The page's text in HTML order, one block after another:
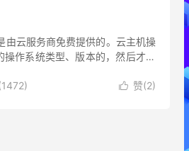
由云服务商免费提供的。云主机操
作系统类型、版本的，然后才能
 赞(2)